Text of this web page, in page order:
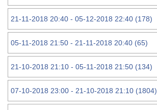
21-11-2018 20:40 - 05-12-2018 22:40 (178)
05-11-2018 21:50 - 21-11-2018 20:40 (65)
21-10-2018 21:10 - 05-11-2018 21:50 (134)
07-10-2018 23:00 - 21-10-2018 21:10 (1804)